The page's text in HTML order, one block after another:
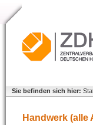
Sie befinden sich hier:
Handwerk (alle